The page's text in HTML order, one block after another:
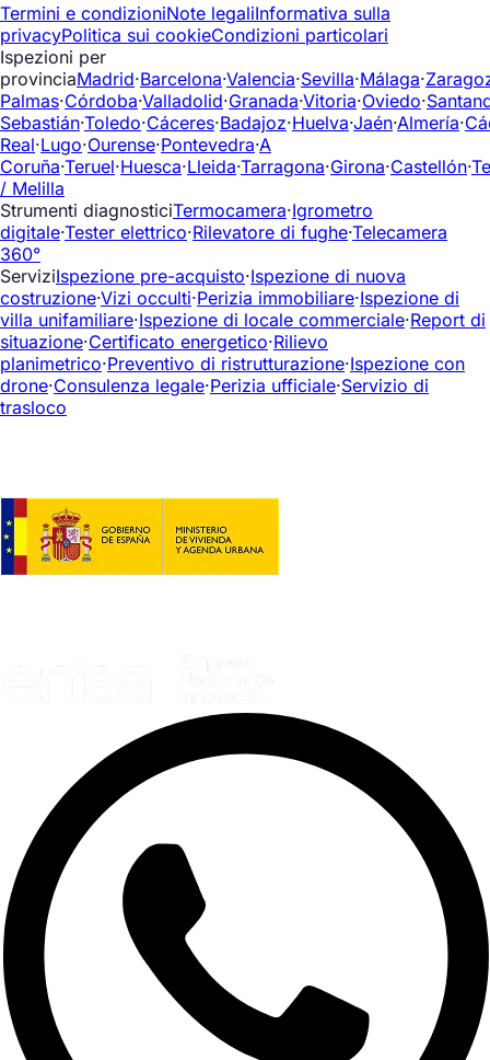
Termini e condizioniNote legaliInformativa sulla
privacyPolitica sui cookieCondizioni particolari
Ispezioni per
provinciaMadrid·Barcelona·Valencia·Sevilla·Málaga·
Palmas·Córdoba·Valladolid·Granada·Vitoria·Oviedo·
Sebastián·Toledo·Cáceres·Badajoz·Huelva·Jaén·Almería·
Real·Lugo·Ourense·Pontevedra·A
Coruña·Teruel·Huesca·Lleida·Tarragona·Girona·Castellón·
/ Melilla
Strumenti diagnosticiTermocamera·Igrometro
digitale·Tester elettrico·Rilevatore di fughe·Telecamera
360°
ServiziIspezione pre-acquisto·Ispezione di nuova
costruzione·Vizi occulti·Perizia immobiliare·Ispezione di
villa unifamiliare·Ispezione di locale commerciale·Report di
situazione·Certificato energetico·Rilievo
planimetrico·Preventivo di ristrutturazione·Ispezione con
drone·Consulenza legale·Perizia ufficiale·Servizio di
trasloco